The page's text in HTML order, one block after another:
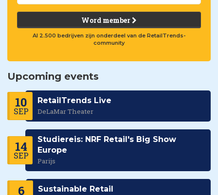
Word member
Al 2.500 bedrijven zijn onderdeel van de RetailTrends-
community
Upcoming events
10
SEP
RetailTrends Live
DeLaMar Theater
14
SEP
Studiereis: NRF Retail's Big Show
Europe
Parijs
6 Sustainable Retail